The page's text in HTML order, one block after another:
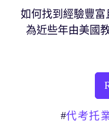
如何找到經驗豐富
為近些年由美國
#代考托